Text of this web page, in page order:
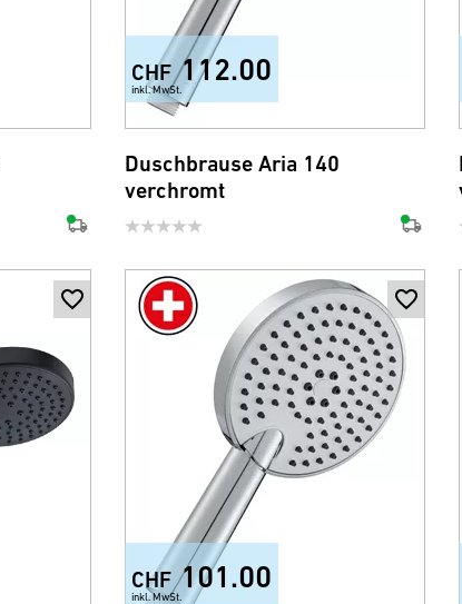
CHF 112.00
inkl. MwSt.
Duschbrause Aria 140
verchromt
CHF 101.00
inkl. MwSt.